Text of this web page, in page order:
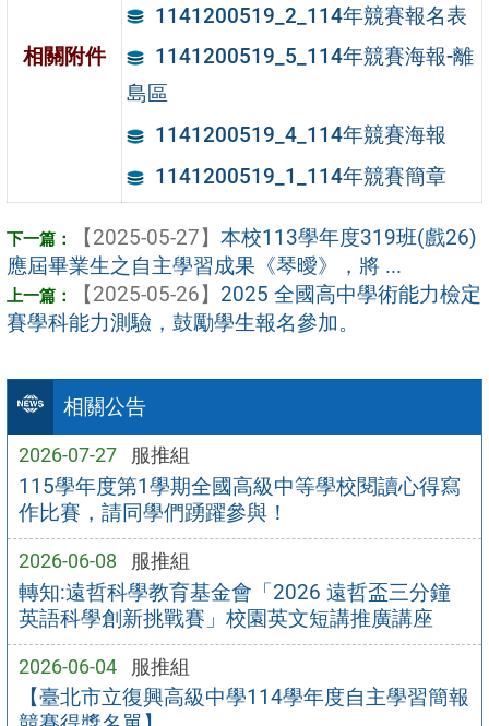
相關公告
2026-07-27 服推組
115學年度第1學期全國高級中等學校閱讀心得寫
作比賽，請同學們踴躍參與！
2026-06-08 服推組
轉知:遠哲科學教育基金會「2026 遠哲盃三分鐘
英語科學創新挑戰賽」校園英文短講推廣講座
2026-06-04 服推組
【臺北市立復興高級中學114學年度自主學習簡報
相關附件
1141200519_2_114年競賽報名表
1141200519_5_114年競賽海報-離
島區
1141200519_4_114年競賽海報
1141200519_1_114年競賽簡章
【2025-05-27】 本校113學年度319班(戲26)
應屆畢業生之自主學習成果《琴曖》，將 ...
【2025-05-26】 2025 全國高中學術能力檢定
賽學科能力測驗，鼓勵學生報名參加。